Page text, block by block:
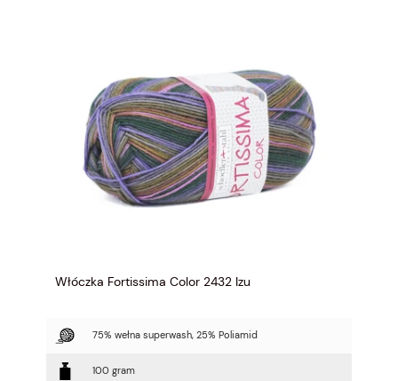
Włóczka Fortissima Color 2432 Izu
75% wełna superwash, 25% Poliamid
100 gram